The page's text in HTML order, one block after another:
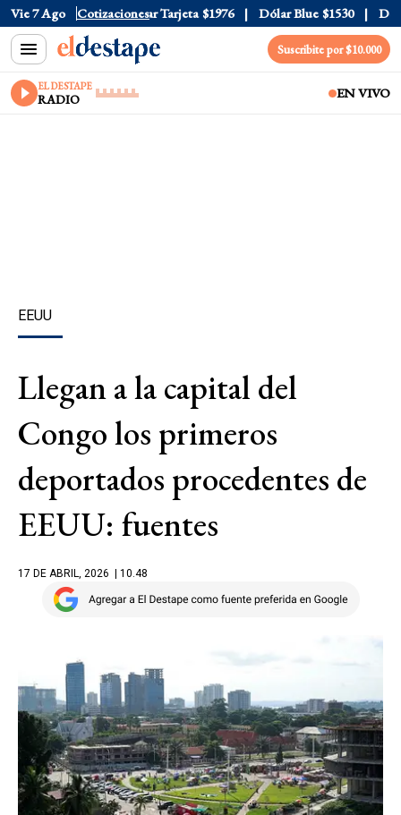
Vie 7 Ago Cotizaciones
Oficial $1520 Dólar Tarjeta $1976 Dólar Blue $1530 Dólar
Suscribite por $10.000
EL DESTAPE
RADIO EN VIVO
EEUU
Llegan a la capital del
Congo los primeros
deportados procedentes de
EEUU: fuentes
17 DE ABRIL, 2026 | 10.48